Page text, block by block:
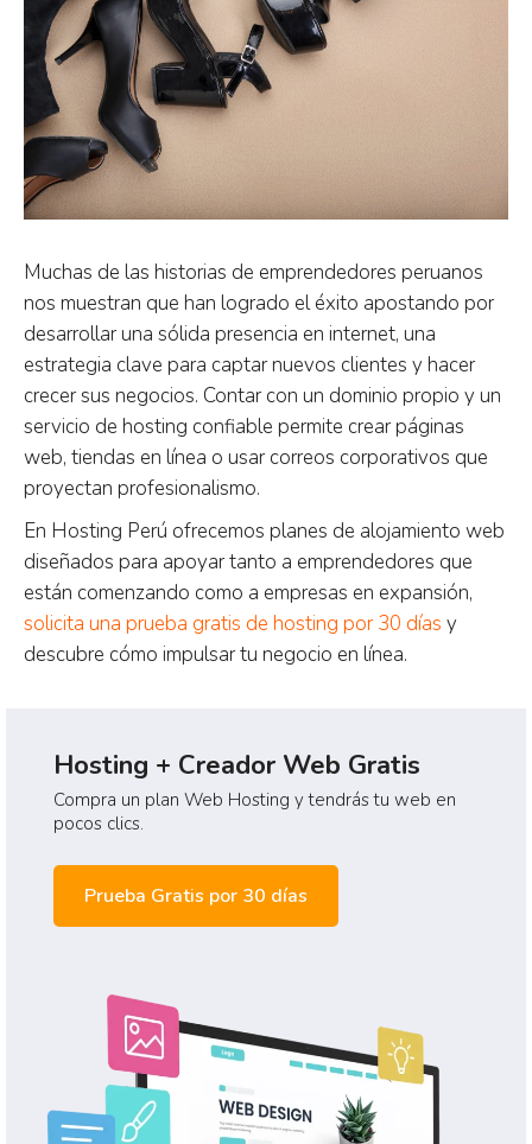
Muchas de las historias de emprendedores peruanos
nos muestran que han logrado el éxito apostando por
desarrollar una sólida presencia en internet, una
estrategia clave para captar nuevos clientes y hacer
crecer sus negocios. Contar con un dominio propio y un
servicio de hosting confiable permite crear páginas
web, tiendas en línea o usar correos corporativos que
proyectan profesionalismo.
En Hosting Perú ofrecemos planes de alojamiento web
diseñados para apoyar tanto a emprendedores que
están comenzando como a empresas en expansión,
solicita una prueba gratis de hosting por 30 días y
descubre cómo impulsar tu negocio en línea.
Hosting + Creador Web Gratis
Compra un plan Web Hosting y tendrás tu web en
pocos clics.
Prueba Gratis por 30 días